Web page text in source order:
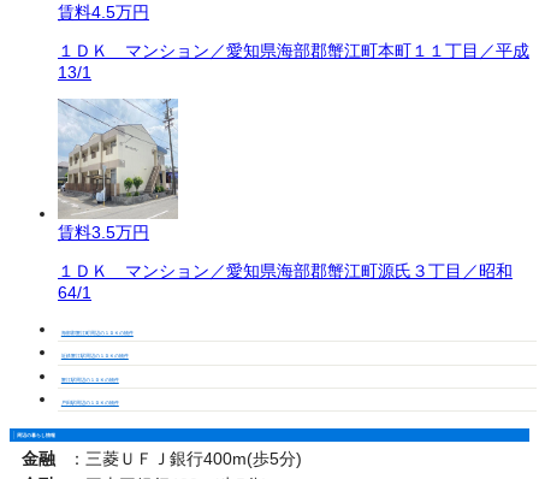
賃料4.5万円
１ＤＫ マンション／愛知県海部郡蟹江町本町１１丁目／平成
13/1
賃料3.5万円
１ＤＫ マンション／愛知県海部郡蟹江町源氏３丁目／昭和
64/1
海部郡蟹江町周辺の１ＤＫの物件
近鉄蟹江駅周辺の１ＤＫの物件
蟹江駅周辺の１ＤＫの物件
戸田駅周辺の１ＤＫの物件
周辺の暮らし情報
金融 ： 三菱ＵＦＪ銀行400m(歩5分)